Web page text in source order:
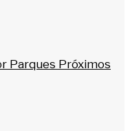
Parques Próximos